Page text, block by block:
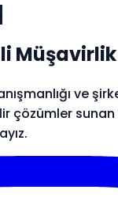
Müşavirlik
ve
çözümler